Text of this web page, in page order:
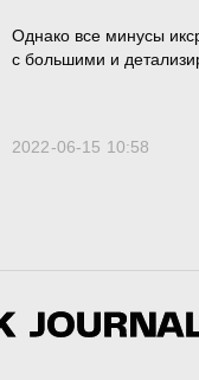
Однако все минусы
с большими и
2022-06-15 10:58
+7 925 243 0794